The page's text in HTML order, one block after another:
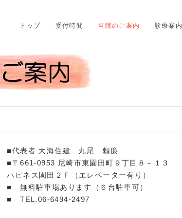
トップ 受付時間 当院のご案内 診療案内
■代表者 大海住建 丸尾 頼廉
■〒661-0953 尼崎市東園田町９丁目８－１３
ハピネス園田２Ｆ（エレベーター有り）
■ 無料駐車場あります（６台駐車可）
■ TEL.06-6494-2497